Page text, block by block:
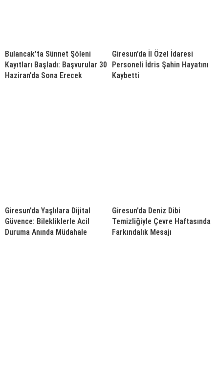
Bulancak’ta Sünnet Şöleni
Kayıtları Başladı: Başvurular 30
Haziran’da Sona Erecek
Giresun’da İl Özel İdaresi
Personeli İdris Şahin Hayatını
Kaybetti
Giresun’da Yaşlılara Dijital
Güvence: Bilekliklerle Acil
Duruma Anında Müdahale
Giresun’da Deniz Dibi
Temizliğiyle Çevre Haftasında
Farkındalık Mesajı